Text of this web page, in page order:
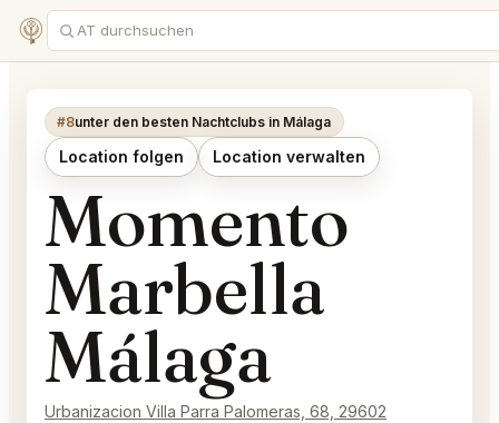
#8unter den besten Nachtclubs in Málaga
Location folgen Location verwalten
Momento
Marbella
Málaga
Urbanizacion Villa Parra Palomeras, 68, 29602